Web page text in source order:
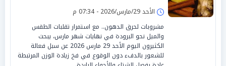
الأحد 29/مارس/2026 - 07:34 م
مشروبات لحرق الدهون.. مع استمرار تقلبات الطقس
والميل نحو البرودة في نهايات شهر مارس، يبحث
الكثيرون اليوم الأحد 29 مارس 2026 عن سبل فعالة
للشعور بالدفء دون الوقوع في فخ زيادة الوزن المرتبطة